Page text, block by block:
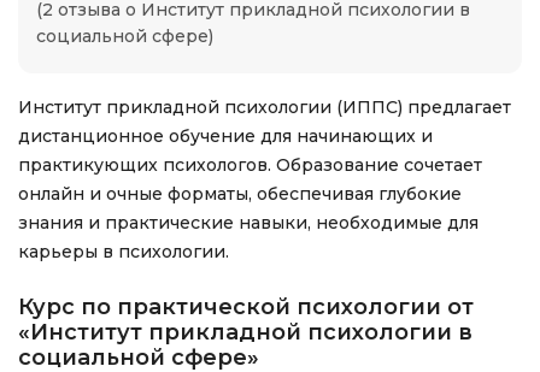
(2 отзыва о Институт прикладной психологии в
социальной сфере)
Институт прикладной психологии (ИППС) предлагает
дистанционное обучение для начинающих и
практикующих психологов. Образование сочетает
онлайн и очные форматы, обеспечивая глубокие
знания и практические навыки, необходимые для
карьеры в психологии.
Курс по практической психологии от
«Институт прикладной психологии в
социальной сфере»